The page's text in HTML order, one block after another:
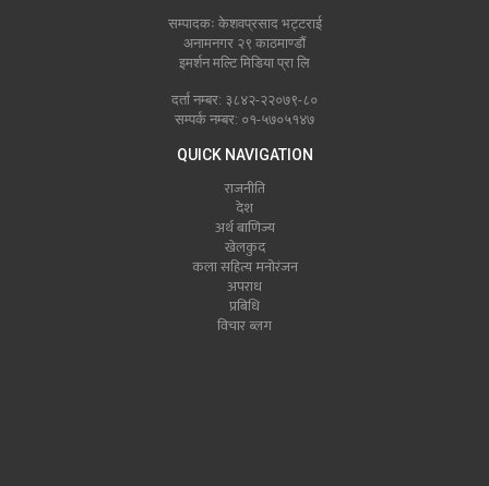
सम्पादकः केशवप्रसाद भट्टराई
अनामनगर २९ काठमाण्डौं
इमर्शन मल्टि मिडिया प्रा लि
दर्ता नम्बर: ३८४२-२२०७९-८०
सम्पर्क नम्बर: ०१-५७०५१४७
QUICK NAVIGATION
राजनीति
देश
अर्थ बाणिज्य
खेलकुद
कला सहित्य मनोरंजन
अपराध
प्रबिधि
विचार ब्लग